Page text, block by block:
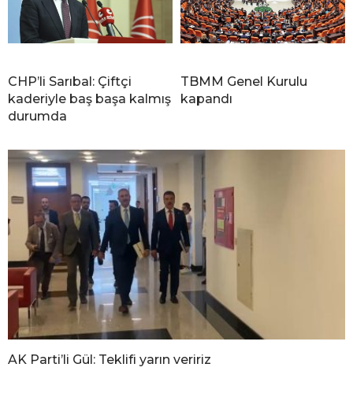
CHP’li Sarıbal: Çiftçi
kaderiyle baş başa kalmış
durumda
TBMM Genel Kurulu
kapandı
AK Parti’li Gül: Teklifi yarın veririz